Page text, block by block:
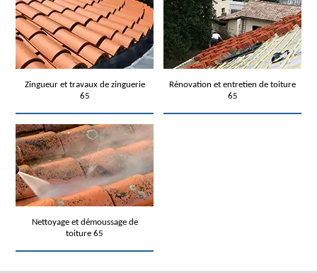
Zingueur et travaux de zinguerie
65
Rénovation et entretien de toiture
65
Nettoyage et démoussage de
toiture 65